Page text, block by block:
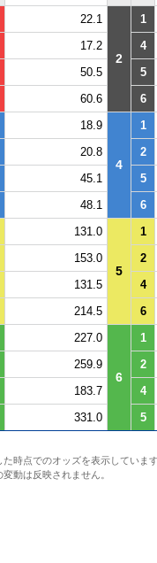
22.1
2
1
17.2
4
50.5
5
60.6 6
18.9
4
1
20.8
2
45.1
5
48.1 6
131.0
5
1
153.0
2
131.5
4
214.5 6
227.0
6
1
259.9
2
183.7
4
331.0 5
時点でのオッズを表示していま
動は反映されません。